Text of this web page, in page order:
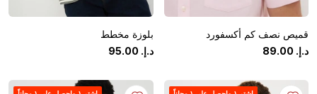
قميص نصف كم أكسفورد
د.إ.
89.00
بلوزة مخطط
د.إ.
95.00